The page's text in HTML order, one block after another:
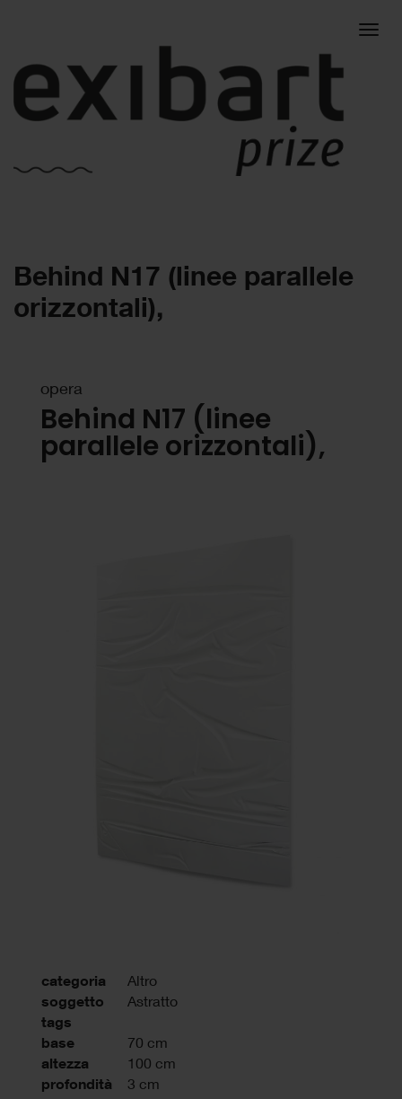
Behind N17 (linee parallele
orizzontali),
opera
Behind N17 (linee
parallele orizzontali),
categoria Altro
soggetto Astratto
tags
base
70 cm
altezza 100 cm
profondità 3 cm